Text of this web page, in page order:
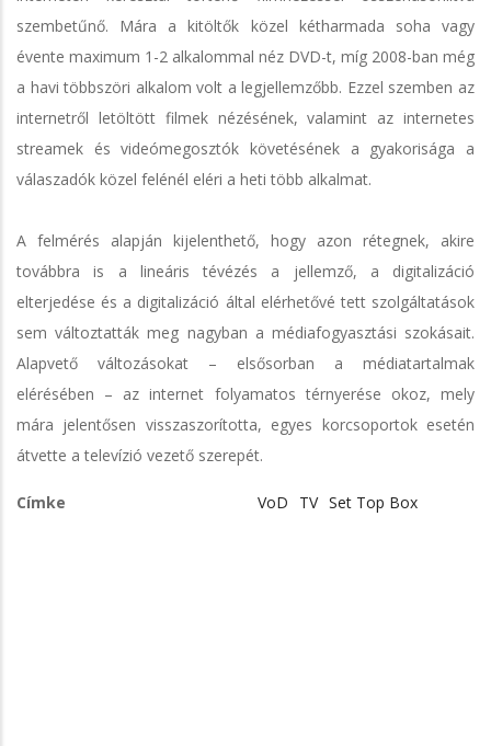
szembetűnő. Mára a kitöltők közel kétharmada soha vagy
évente maximum 1-2 alkalommal néz DVD-t, míg 2008-ban még
a havi többszöri alkalom volt a legjellemzőbb. Ezzel szemben az
internetről letöltött filmek nézésének, valamint az internetes
streamek és videómegosztók követésének a gyakorisága a
válaszadók közel felénél eléri a heti több alkalmat.
A felmérés alapján kijelenthető, hogy azon rétegnek, akire
továbbra is a lineáris tévézés a jellemző, a digitalizáció
elterjedése és a digitalizáció által elérhetővé tett szolgáltatások
sem változtatták meg nagyban a médiafogyasztási szokásait.
Alapvető változásokat – elsősorban a médiatartalmak
elérésében – az internet folyamatos térnyerése okoz, mely
mára jelentősen visszaszorította, egyes korcsoportok esetén
átvette a televízió vezető szerepét.
Címke VoD TV Set Top Box